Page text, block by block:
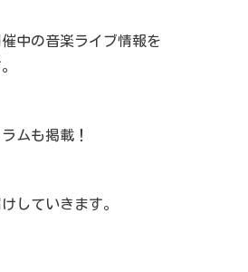
催中の音楽ライブ情報を
ムも掲載！
していきます。